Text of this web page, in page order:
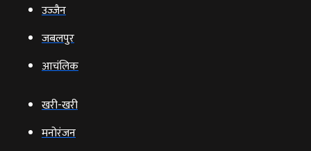
उज्‍जैन
जबलपुर
आचंलिक
खरी-खरी
मनोरंजन